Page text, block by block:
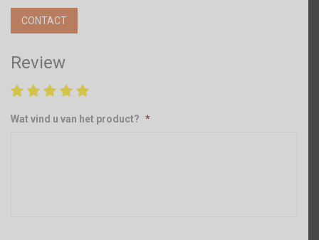
CONTACT
Review
Wat vind u van het product? *